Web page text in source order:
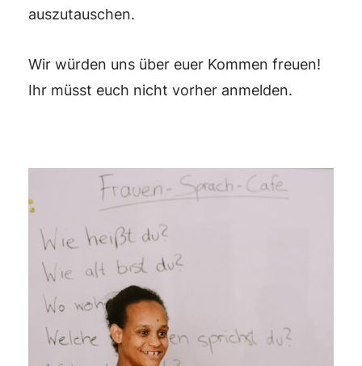
auszutauschen.
Wir würden uns über euer Kommen freuen!
Ihr müsst euch nicht vorher anmelden.